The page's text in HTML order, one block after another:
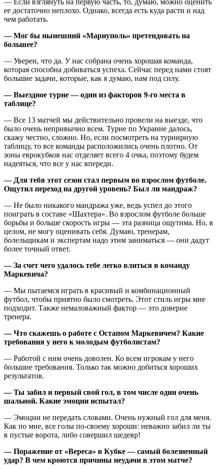
— Если взглянуть на первую часть, то, думаю, можно оценить
ее достаточно неплохо. Однако, всегда есть куда расти и над
чем работать.
— Мог бы нынешний «Мариуполь» претендовать на
большее?
— Уверен, что да. У нас собрана очень хорошая команда,
которая способна добиваться успеха. Сейчас перед нами стоят
большие задачи, которые, как я думаю, нам под силу.
— Выездное турне — один из факторов 9-го места в
таблице?
— Все 13 матчей мы действительно провели на выезде, что
было очень непривычно всем. Турне по Украине далось,
скажу честно, сложно. Но, если посмотреть на турнирную
таблицу, то все команды расположились очень плотно. От
зоны еврокубков нас отделяет всего 4 очка, поэтому будем
надеяться, что все у нас впереди.
— Для тебя этот сезон стал первым во взрослом футболе.
Ощутил переход на другой уровень? Был ли мандраж?
— Не было никакого мандража уже, ведь успел до этого
поиграть в составе «Шахтера». Во взрослом футболе больше
борьбы и больше скорость игры — эта разница ощутима. Но, в
целом, не могу оценивать себя. Думаю, тренерам,
болельщикам и экспертам надо этим заниматься — они дадут
более точный ответ.
— За счет чего удалось тебе легко влиться в команду
Маркевича?
— Мы пытаемся играть в красивый и комбинационный
футбол, чтобы приятно было смотреть. Этот стиль игры мне
подходит. Также немаловажный фактор — это доверие
тренера.
— Что скажешь о работе с Остапом Маркевичем? Какие
требования у него к молодым футболистам?
— Работой с ним очень доволен. Ко всем игрокам у него
большие требования. Только так можно добиться хороших
результатов.
— Ты забил и первый свой гол, в том числе один очень
шальной. Какие эмоции испытал?
— Эмоции не передать словами. Очень нужный гол для меня.
Как по мне, все голы по-своему хороши: неважно забил ли ты
в пустые ворота, либо совершил шедевр!
— Поражение от «Вереса» в Кубке — самый болезненный
удар? В чем кроются причины неудачи в этом матче?